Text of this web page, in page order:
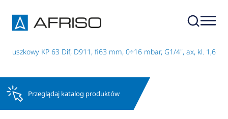
puszkowy KP 63 Dif, D911, fi63 mm, 0÷16 mbar, G1/4", ax, kl. 1,6
Przeglądaj katalog produktów